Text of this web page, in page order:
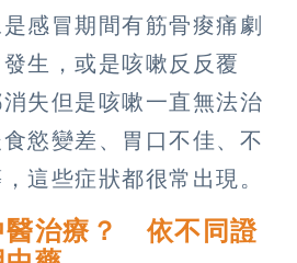
感冒期間有筋骨痠痛劇
生，或是咳嗽反反覆
失但是咳嗽一直無法治
慾變差、胃口不佳、不
這些症狀都很常出現。
醫治療？ 依不同證